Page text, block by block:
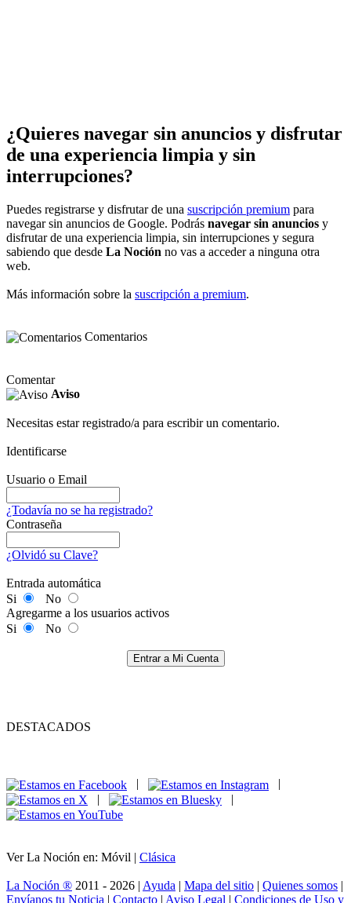
¿Quieres navegar sin anuncios y disfrutar
de una experiencia limpia y sin
interrupciones?
Puedes registrarse y disfrutar de una suscripción premium para
navegar sin anuncios de Google. Podrás navegar sin anuncios y
disfrutar de una experiencia limpia, sin interrupciones y segura
sabiendo que desde La Noción no vas a acceder a ninguna otra
web.
Más información sobre la suscripción a premium.
Comentarios
Comentar
Aviso
Necesitas estar registrado/a para escribir un comentario.
Identificarse
Usuario o Email
¿Todavía no se ha registrado?
Contraseña
¿Olvidó su Clave?
Entrada automática
Si
No
Agregarme a los usuarios activos
Si
No
Entrar a Mi Cuenta
DESTACADOS
|
|
Ver La Noción en: Móvil | Clásica
La Noción ® 2011 - 2026 | Ayuda | Mapa del sitio | Quienes somos |
Envíanos tu Noticia | Contacto | Aviso Legal | Condiciones de Uso y